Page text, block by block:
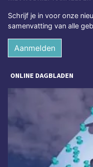
Schrijf je in voor onze
samenvatting van alle
Aanmelden
ONLINE DAGBLADEN